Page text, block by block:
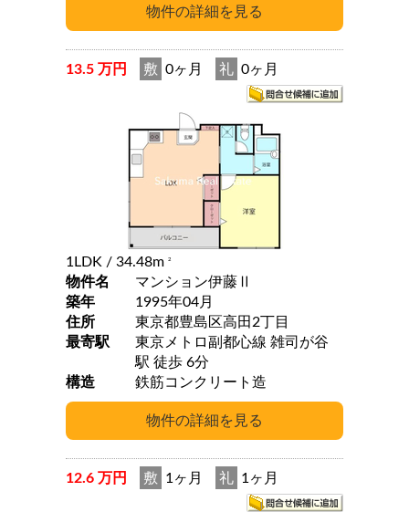
13.5 万円 敷 0ヶ月 礼 0ヶ月
1LDK / 34.48m 2
物件名
マンション伊藤Ⅱ
築年
1995年04月
住所
東京都豊島区高田2丁目
最寄駅
東京メトロ副都心線 雑司が谷
駅 徒歩 6分
構造
鉄筋コンクリート造
12.6 万円 敷 1ヶ月 礼 1ヶ月